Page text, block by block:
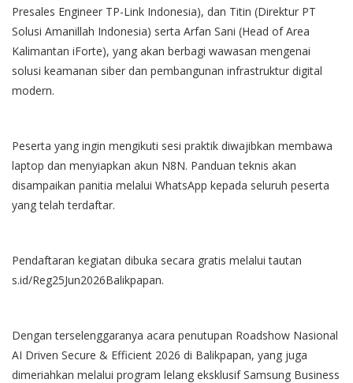
Presales Engineer TP-Link Indonesia), dan Titin (Direktur PT
Solusi Amanillah Indonesia) serta Arfan Sani (Head of Area
Kalimantan iForte), yang akan berbagi wawasan mengenai
solusi keamanan siber dan pembangunan infrastruktur digital
modern.
Peserta yang ingin mengikuti sesi praktik diwajibkan membawa
laptop dan menyiapkan akun N8N. Panduan teknis akan
disampaikan panitia melalui WhatsApp kepada seluruh peserta
yang telah terdaftar.
Pendaftaran kegiatan dibuka secara gratis melalui tautan
s.id/Reg25Jun2026Balikpapan.
Dengan terselenggaranya acara penutupan Roadshow Nasional
AI Driven Secure & Efficient 2026 di Balikpapan, yang juga
dimeriahkan melalui program lelang eksklusif Samsung Business